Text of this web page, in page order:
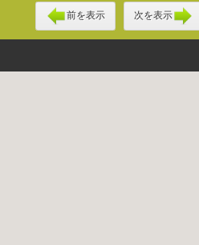
前を表示 次を表示